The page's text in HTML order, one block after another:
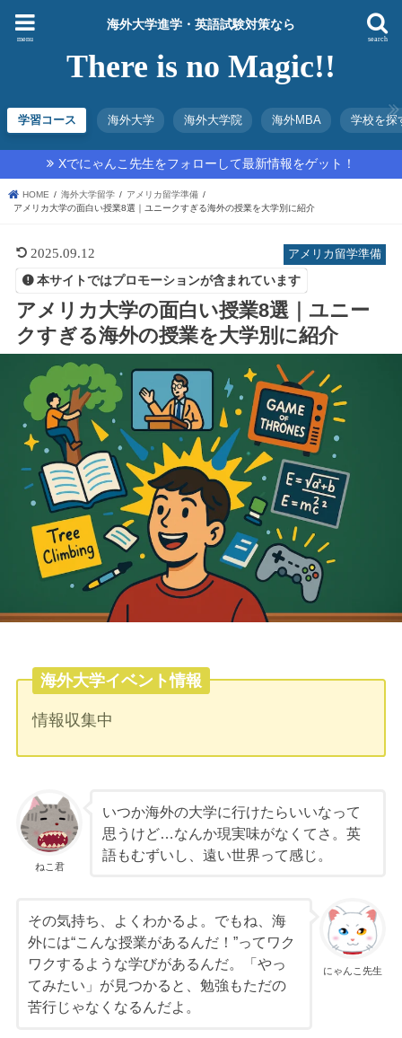
海外大学進学・英語試験対策なら
There is no Magic!!
search
menu
学習コース 海外大学 海外大学院 海外MBA 学校を探
Xでにゃんこ先生をフォローして最新情報をゲット！
HOME 海外大学留学
アメリカ留学準備
アメリカ大学の面白い授業8選｜ユニークすぎる海外の授業を大学別に紹介
アメリカ留学準備
2025.09.12
本サイトではプロモーションが含まれています
アメリカ大学の面白い授業8選｜ユニー
クすぎる海外の授業を大学別に紹介
海外大学イベント情報
情報収集中
ねこ君
いつか海外の大学に行けたらいいなって
思うけど…なんか現実味がなくてさ。英
語もむずいし、遠い世界って感じ。
にゃんこ先生
その気持ち、よくわかるよ。でもね、海
外には“こんな授業があるんだ！”ってワク
ワクするような学びがあるんだ。「やっ
てみたい」が見つかると、勉強もただの
苦行じゃなくなるんだよ。